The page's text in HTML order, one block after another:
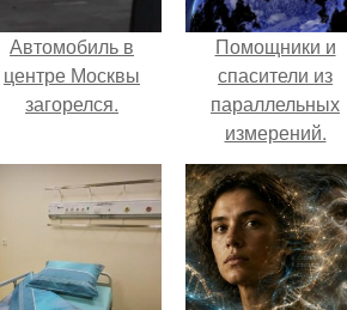
Автомобиль в
центре Москвы
загорелся.
Помощники и
спасители из
параллельных
измерений.